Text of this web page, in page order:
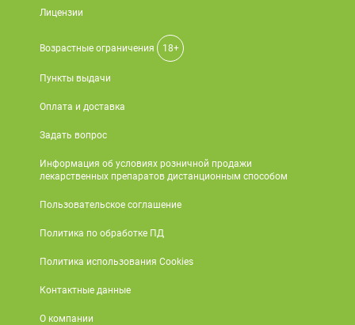
Лицензии
Возрастные ограничения 18+
Пункты выдачи
Оплата и доставка
Задать вопрос
Информация об условиях розничной продажи
лекарственных препаратов дистанционным способом
Пользовательское соглашение
Политика по обработке ПД
Политика использования Cookies
Контактные данные
О компании